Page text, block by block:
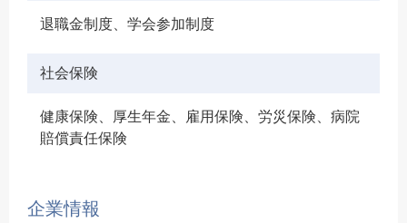
退職金制度、学会参加制度
社会保険
健康保険、厚生年金、雇用保険、労災保険、病院
賠償責任保険
企業情報